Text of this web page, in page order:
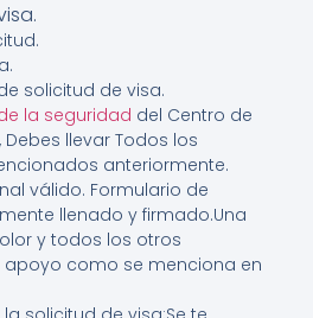
solicitud de visa.
la seguridad del Centro de
llevar Todos los
anteriormente.
válido. Formulario de
llenado y firmado.Una
y todos los otros
como se menciona en